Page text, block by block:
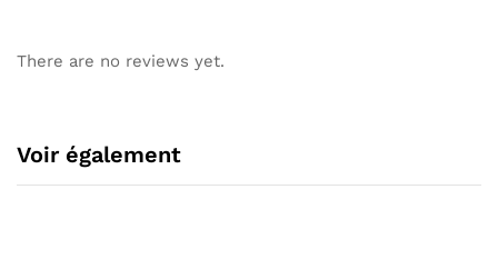
There are no reviews yet.
Voir également